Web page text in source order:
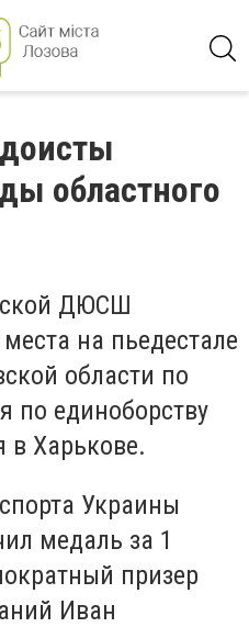
областного
ДЮСШ
на пьедестале
области по
по единоборству
в Харькове.
Украины
медаль за 1
призер
Иван